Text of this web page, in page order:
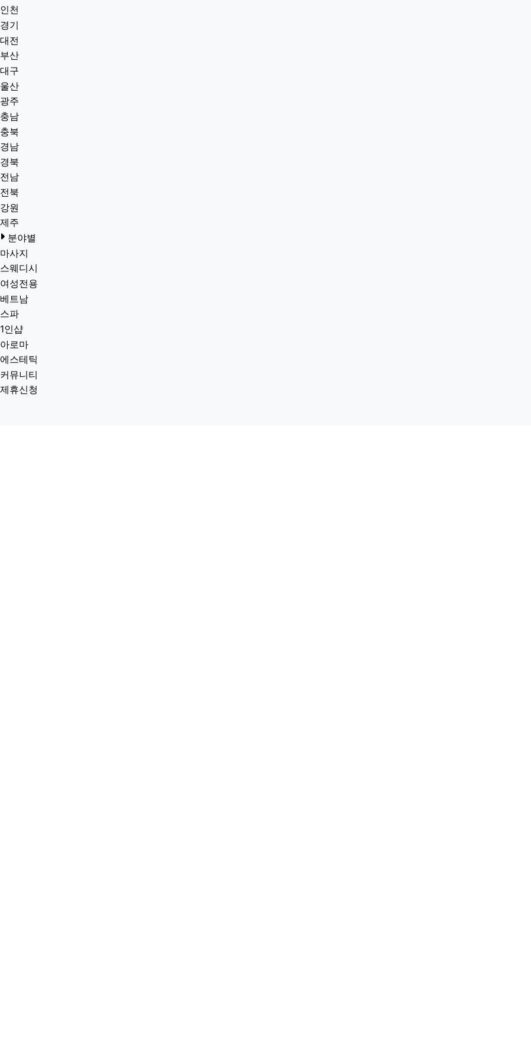
인천
경기
대전
부산
대구
울산
광주
충남
충북
경남
경북
전남
전북
강원
제주
분야별
마사지
스웨디시
여성전용
베트남
스파
1인샵
아로마
에스테틱
커뮤니티
제휴신청